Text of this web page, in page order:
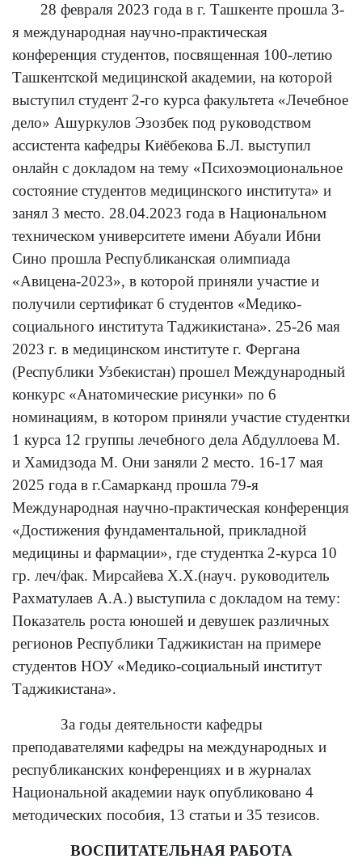
28 февраля 2023 года в г. Ташкенте прошла 3-
я международная научно-практическая
конференция студентов, посвященная 100-летию
Ташкентской медицинской академии, на которой
выступил студент 2-го курса факультета «Лечебное
дело» Ашуркулов Эзозбек под руководством
ассистента кафедры Киёбекова Б.Л. выступил
онлайн с докладом на тему «Психоэмоциональное
состояние студентов медицинского института» и
занял 3 место. 28.04.2023 года в Национальном
техническом университете имени Абуали Ибни
Сино прошла Республиканская олимпиада
«Авицена-2023», в которой приняли участие и
получили сертификат 6 студентов «Медико-
социального института Таджикистана». 25-26 мая
2023 г. в медицинском институте г. Фергана
(Республики Узбекистан) прошел Международный
конкурс «Анатомические рисунки» по 6
номинациям, в котором приняли участие студентки
1 курса 12 группы лечебного дела Абдуллоева М.
и Хамидзода М. Они заняли 2 место. 16-17 мая
2025 года в г.Самарканд прошла 79-я
Международная научно-практическая конференция
«Достижения фундаментальной, прикладной
медицины и фармации», где студентка 2-курса 10
гр. леч/фак. Мирсайева Х.Х.(науч. руководитель
Рахматулаев А.А.) выступила с докладом на тему:
Показатель роста юношей и девушек различных
регионов Республики Таджикистан на примере
студентов НОУ «Медико-социальный институт
Таджикистана».
За годы деятельности кафедры
преподавателями кафедры на международных и
республиканских конференциях и в журналах
Национальной академии наук опубликовано 4
методических пособия, 13 статьи и 35 тезисов.
ВОСПИТАТЕЛЬНАЯ РАБОТА